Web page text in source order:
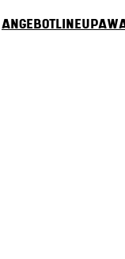
Angebot Lineup